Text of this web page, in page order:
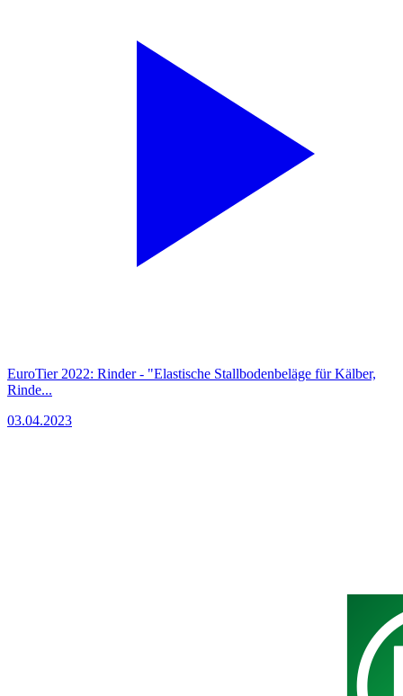
EuroTier 2022: Rinder - "Elastische Stallbodenbeläge für Kälber,
Rinde...
03.04.2023